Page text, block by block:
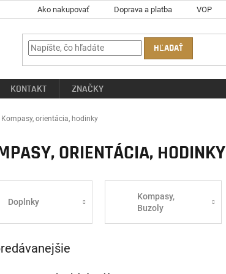
Ako nakupovať Doprava a platba VOP
HĽADAŤ
KONTAKT ZNAČKY
Kompasy, orientácia, hodinky
ORIENTÁCIA, HODINKY
Doplnky
Kompasy,
Buzoly